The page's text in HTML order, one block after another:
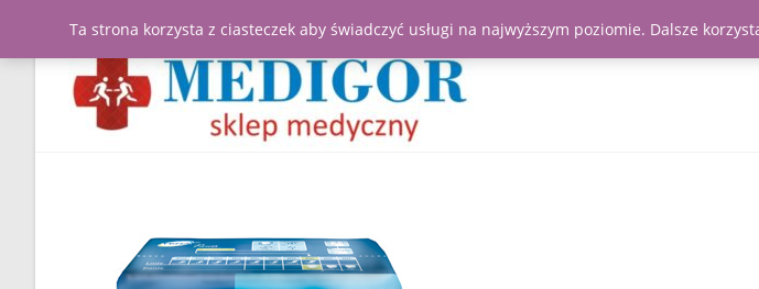
Ta strona korzysta z ciasteczek aby świadczyć usługi na najwyższym poziomie. Dalsze